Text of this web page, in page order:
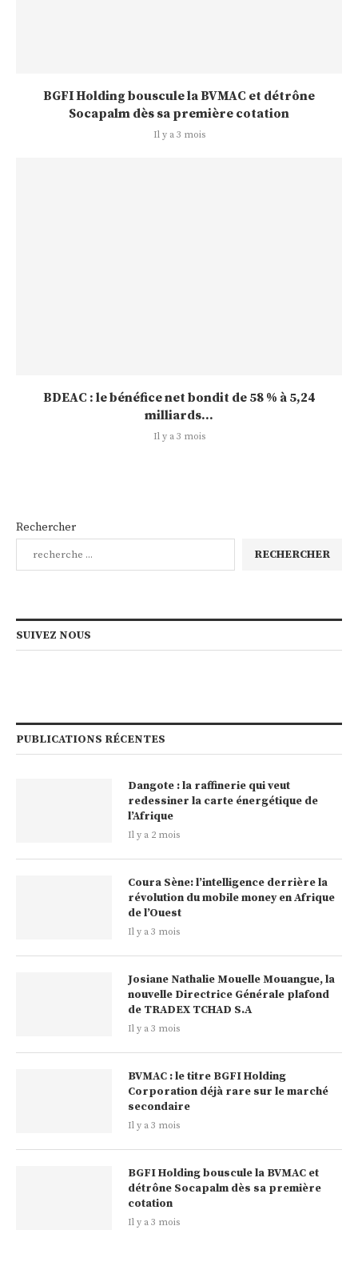
BGFI Holding bouscule la BVMAC et détrône
Socapalm dès sa première cotation
Il y a 3 mois
BDEAC : le bénéfice net bondit de 58 % à 5,24
milliards...
Il y a 3 mois
Rechercher
RECHERCHER
SUIVEZ NOUS
PUBLICATIONS RÉCENTES
Dangote : la raffinerie qui veut
redessiner la carte énergétique de
l’Afrique
Il y a 2 mois
Coura Sène: l’intelligence derrière la
révolution du mobile money en Afrique
de l’Ouest
Il y a 3 mois
Josiane Nathalie Mouelle Mouangue, la
nouvelle Directrice Générale plafond
de TRADEX TCHAD S.A
Il y a 3 mois
BVMAC : le titre BGFI Holding
Corporation déjà rare sur le marché
secondaire
Il y a 3 mois
BGFI Holding bouscule la BVMAC et
détrône Socapalm dès sa première
cotation
Il y a 3 mois